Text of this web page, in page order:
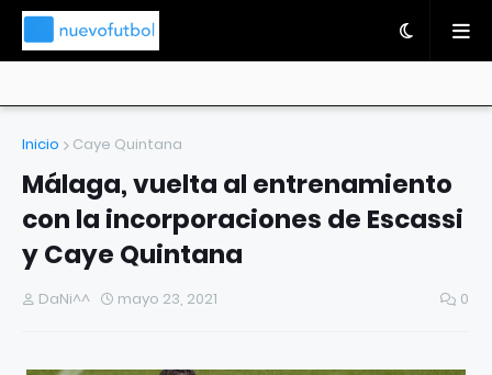
Inicio Caye Quintana
Málaga, vuelta al entrenamiento
con la incorporaciones de Escassi
y Caye Quintana
DaNi^^ mayo 23, 2021 0